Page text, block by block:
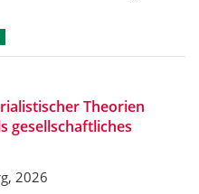
Theorien
gesellschaftliches
2026